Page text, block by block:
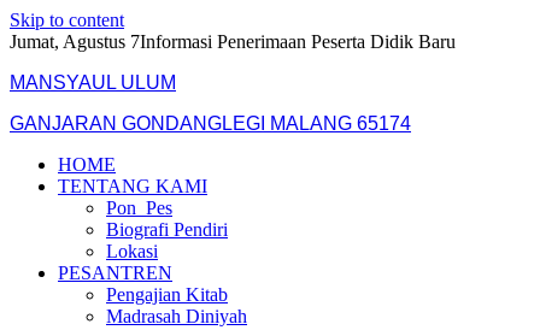
Skip to content
Jumat, Agustus 7Informasi Penerimaan Peserta Didik Baru
MANSYAUL ULUM
GANJARAN GONDANGLEGI MALANG 65174
HOME
TENTANG KAMI
Pon_Pes
Biografi Pendiri
Lokasi
PESANTREN
Pengajian Kitab
Madrasah Diniyah